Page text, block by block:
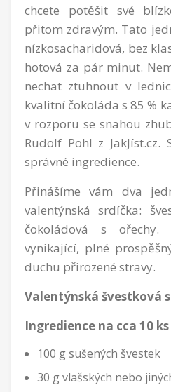
chcete potěšit své
přitom zdravým. Tato
nízkosacharidová, bez
hotová za pár minut.
nechat ztuhnout v
kvalitní čokoláda s 85 %
v rozporu se snahou
Rudolf Pohl z
správné ingredience.
Přinášíme vám dva
valentýnská srdíčka:
čokoládová s
vynikající, plné
duchu přirozené stravy.
Valentýnská švestková
Ingredience na cca 10 ks
100 g sušených švestek
30 g vlašských nebo